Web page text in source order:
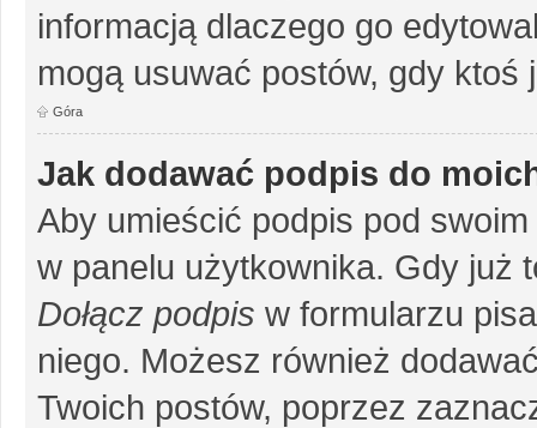
informacją dlaczego go
mogą usuwać postów, gdy ktoś
Góra
Jak dodawać podpis do
Aby umieścić podpis pod
w panelu użytkownika. Gdy już
Dołącz podpis w formularzu
niego. Możesz również
Twoich postów, poprzez